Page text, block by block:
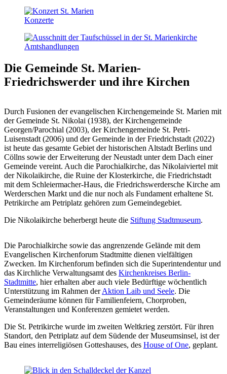
Konzerte
Amts­handlungen
Die Gemeinde St. Marien-
Friedrichswerder und ihre Kirchen
Durch Fusionen der evangelischen Kirchengemeinde St. Marien mit
der Gemeinde St. Nikolai (1938), der Kirchengemeinde
Georgen/Parochial (2003), der Kirchengemeinde St. Petri-
Luisenstadt (2006) und der Gemeinde in der Friedrichstadt (2022)
ist heute das gesamte Gebiet der historischen Altstadt Berlins und
Cöllns sowie der Erweiterung der Neustadt unter dem Dach einer
Gemeinde vereint. Auch die Parochialkirche, das Nikolaiviertel mit
der Nikolaikirche, die Ruine der Klosterkirche, die Friedrichstadt
mit dem Schleiermacher-Haus, die Friedrichswerdersche Kirche am
Werderschen Markt und die nur noch als Fundament erhaltene St.
Petrikirche am Petriplatz gehören zum Gemeindegebiet.
Die Nikolaikirche beherbergt heute die Stiftung Stadtmuseum.
Die Parochialkirche sowie das angrenzende Gelände mit dem
Evangelischen Kirchenforum Stadtmitte dienen vielfältigen
Zwecken. Im Kirchenforum befinden sich die Superintendentur und
das Kirchliche Verwaltungsamt des Kirchenkreises Berlin-
Stadtmitte, hier erhalten aber auch viele Bedürftige wöchentlich
Unterstützung im Rahmen derAktion Laib und Seele. Die
Gemeinderäume können für Familienfeiern, Chorproben,
Veranstaltungen und Konferenzen gemietet werden.
Die St. Petrikirche wurde im zweiten Weltkrieg zerstört. Für ihren
Standort, den Petriplatz auf dem Südende der Museumsinsel, ist der
Bau eines interreligiösen Gotteshauses, des House of One, geplant.